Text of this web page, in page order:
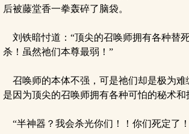
后被藤堂香一拳轰碎了脑袋。
刘铁暗忖道：“顶尖的召唤师拥有各种替
杀！虽然祂们本尊最弱！”
召唤师的本体不强，可是祂们却是极为难
是因为顶尖的召唤师拥有各种可怕的秘术和
“半神器？我会杀光你们！！你们死定了